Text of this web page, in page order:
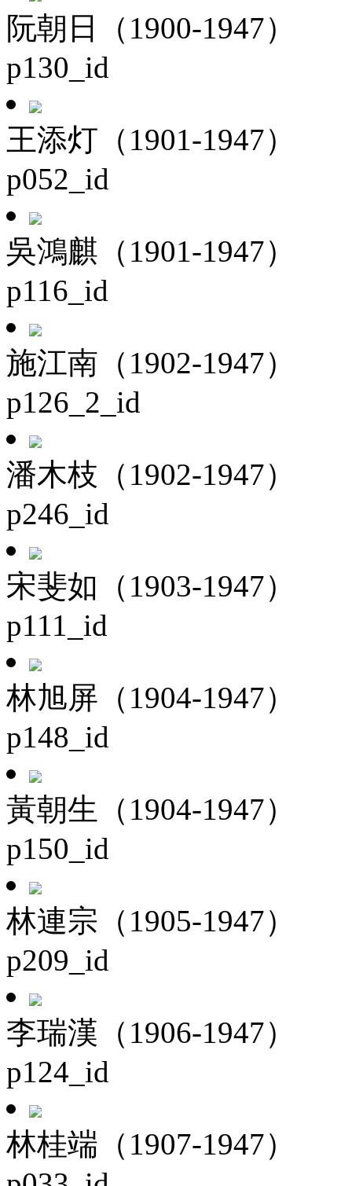
阮朝日（1900-1947）
p130_id
王添灯（1901-1947）
p052_id
吳鴻麒（1901-1947）
p116_id
施江南（1902-1947）
p126_2_id
潘木枝（1902-1947）
p246_id
宋斐如（1903-1947）
p111_id
林旭屏（1904-1947）
p148_id
黃朝生（1904-1947）
p150_id
林連宗（1905-1947）
p209_id
李瑞漢（1906-1947）
p124_id
林桂端（1907-1947）